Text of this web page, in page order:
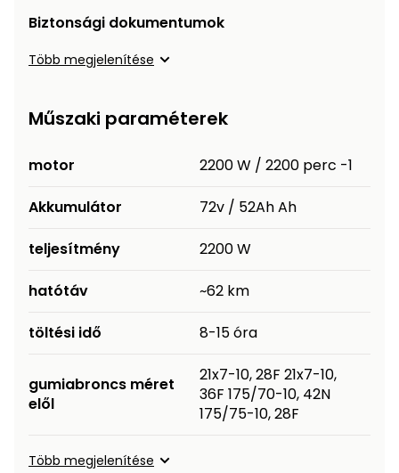
Biztonsági dokumentumok
Több megjelenítése
Műszaki paraméterek
motor 2200 W / 2200 perc -1
Akkumulátor 72v / 52Ah Ah
teljesítmény 2200 W
hatótáv ~62 km
töltési idő 8-15 óra
gumiabroncs méret
elől
21x7-10, 28F 21x7-10,
36F 175/70-10, 42N
175/75-10, 28F
Több megjelenítése